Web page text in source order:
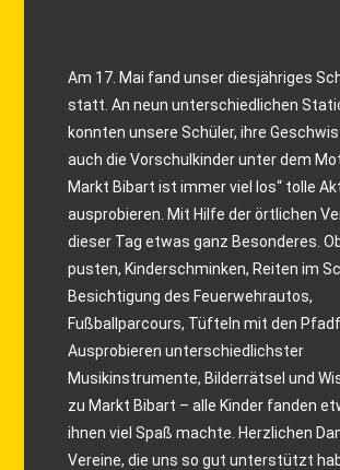
Am 17. Mai fand unser diesjähriges
statt. An neun unterschiedlichen
konnten unsere Schüler, ihre
auch die Vorschulkinder unter dem
Markt Bibart ist immer viel los“ tolle
ausprobieren. Mit Hilfe der örtlichen
dieser Tag etwas ganz Besonderes.
pusten, Kinderschminken, Reiten im
Besichtigung des Feuerwehrautos,
Fußballparcours, Tüfteln mit den
Ausprobieren unterschiedlichster
Musikinstrumente, Bilderrätsel und
zu Markt Bibart – alle Kinder fanden
ihnen viel Spaß machte. Herzlichen
Vereine, die uns so gut unterstützt